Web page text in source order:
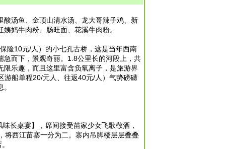
汤鱼、金顶山清水汤、龙大哥辣子鸡、新
妈牛肉粉、肠旺面、花溪牛肉粉。
险10元/人）的小七孔古桥，这是当年西南
而下，景观奇丽。1.8公里长的河段上，共
乐趣，而且这里富含负氧离子，是旅游界
游船单程20/元人、往返40元/人）气势磅礴
长桌宴】，席间接受苗家少女飞歌敬酒，
将西江苗寨一分为二。寨内吊脚楼层层叠叠